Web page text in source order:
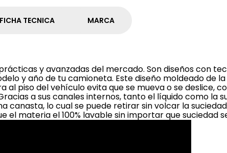
FICHA TECNICA MARCA
y avanzadas del mercado. Son diseños con
y año de tu camioneta. Este diseño moldeado de
al piso del vehículo evita que se mueva o se deslice,
a sus canales internos, tanto el líquido como la
canasta, lo cual se puede retirar sin volcar la
el materia el 100% lavable sin importar que suciedad